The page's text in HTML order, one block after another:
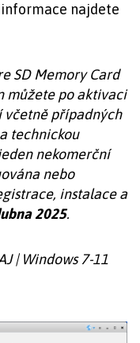
najdete
SD Memory Card
můžete po aktivaci
včetně případných
technickou
nekomerční
nebo
instalace a
2025.
| Windows 7-11